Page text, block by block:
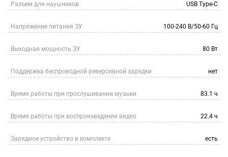
Разъем для наушников USB Type-C
Напряжение питания ЗУ 100-240 В/50-60 Гц
Выходная мощность ЗУ 80 Вт
Поддержка беспроводной реверсивной зарядки нет
Время работы при прослушивании музыки 83.1 ч
Время работы при воспроизведении видео 22.4 ч
Зарядное устройство в комплекте есть